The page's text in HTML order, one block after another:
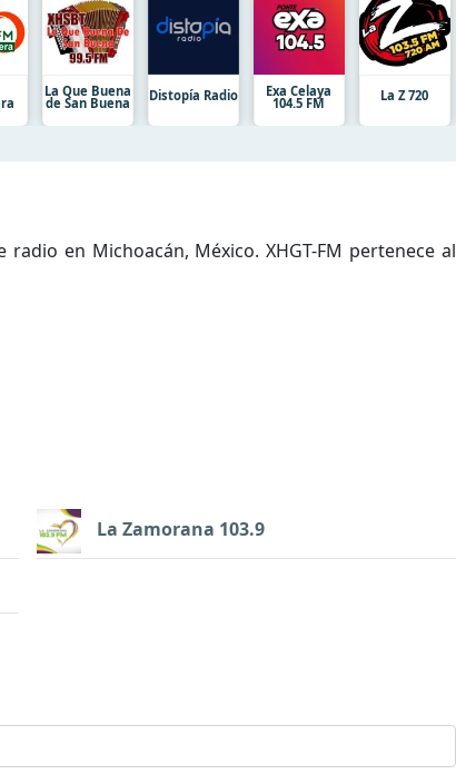
La Que Buena
de San Buena Distopía Radio Exa Celaya
104.5 FM La Z 720
en Michoacán, México. XHGT-FM pertenece al
La Zamorana 103.9